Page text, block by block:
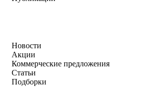
Новости
Акции
Коммерческие предложения
Статьи
Подборки